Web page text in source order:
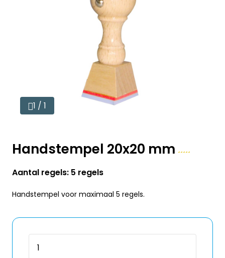
1 / 1
Handstempel 20x20 mm
Aantal regels: 5 regels
Handstempel voor maximaal 5 regels.